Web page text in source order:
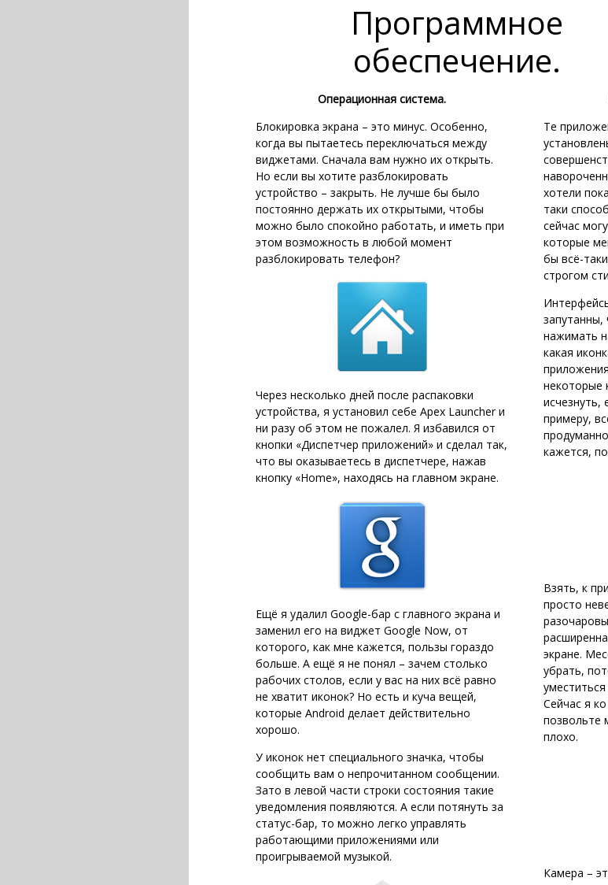
Программное
обеспечение.
Операционная система.
Блокировка экрана – это минус. Особенно,
когда вы пытаетесь переключаться между
виджетами. Сначала вам нужно их открыть.
Но если вы хотите разблокировать
устройство – закрыть. Не лучше бы было
постоянно держать их открытыми, чтобы
можно было спокойно работать, и иметь при
этом возможность в любой момент
разблокировать телефон?
Через несколько дней после распаковки
устройства, я установил себе Apex Launcher и
ни разу об этом не пожалел. Я избавился от
кнопки «Диспетчер приложений» и сделал так,
что вы оказываетесь в диспетчере, нажав
кнопку «Home», находясь на главном экране.
Ещё я удалил Google-бар с главного экрана и
заменил его на виджет Google Now, от
которого, как мне кажется, пользы гораздо
больше. А ещё я не понял – зачем столько
рабочих столов, если у вас на них всё равно
не хватит иконок? Но есть и куча вещей,
которые Android делает действительно
хорошо.
У иконок нет специального значка, чтобы
сообщить вам о непрочитанном сообщении.
Зато в левой части строки состояния такие
уведомления появляются. А если потянуть за
статус-бар, то можно легко управлять
работающими приложениями или
проигрываемой музыкой.
Те
хотели
таки
сейчас
которые
бы всё-
строгом
запутанны,
нажимать
какая
некоторые
исчезнуть,
примеру,
кажется,
Взять, к
просто
экране.
убрать,
Сейчас я
позвольте
плохо.
Камера –